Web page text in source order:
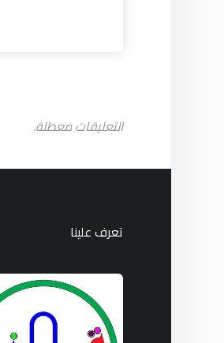
التعليقات معطلة.
تعرف علينا